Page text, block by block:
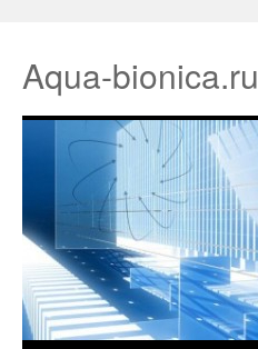
Aqua-bionica.ru